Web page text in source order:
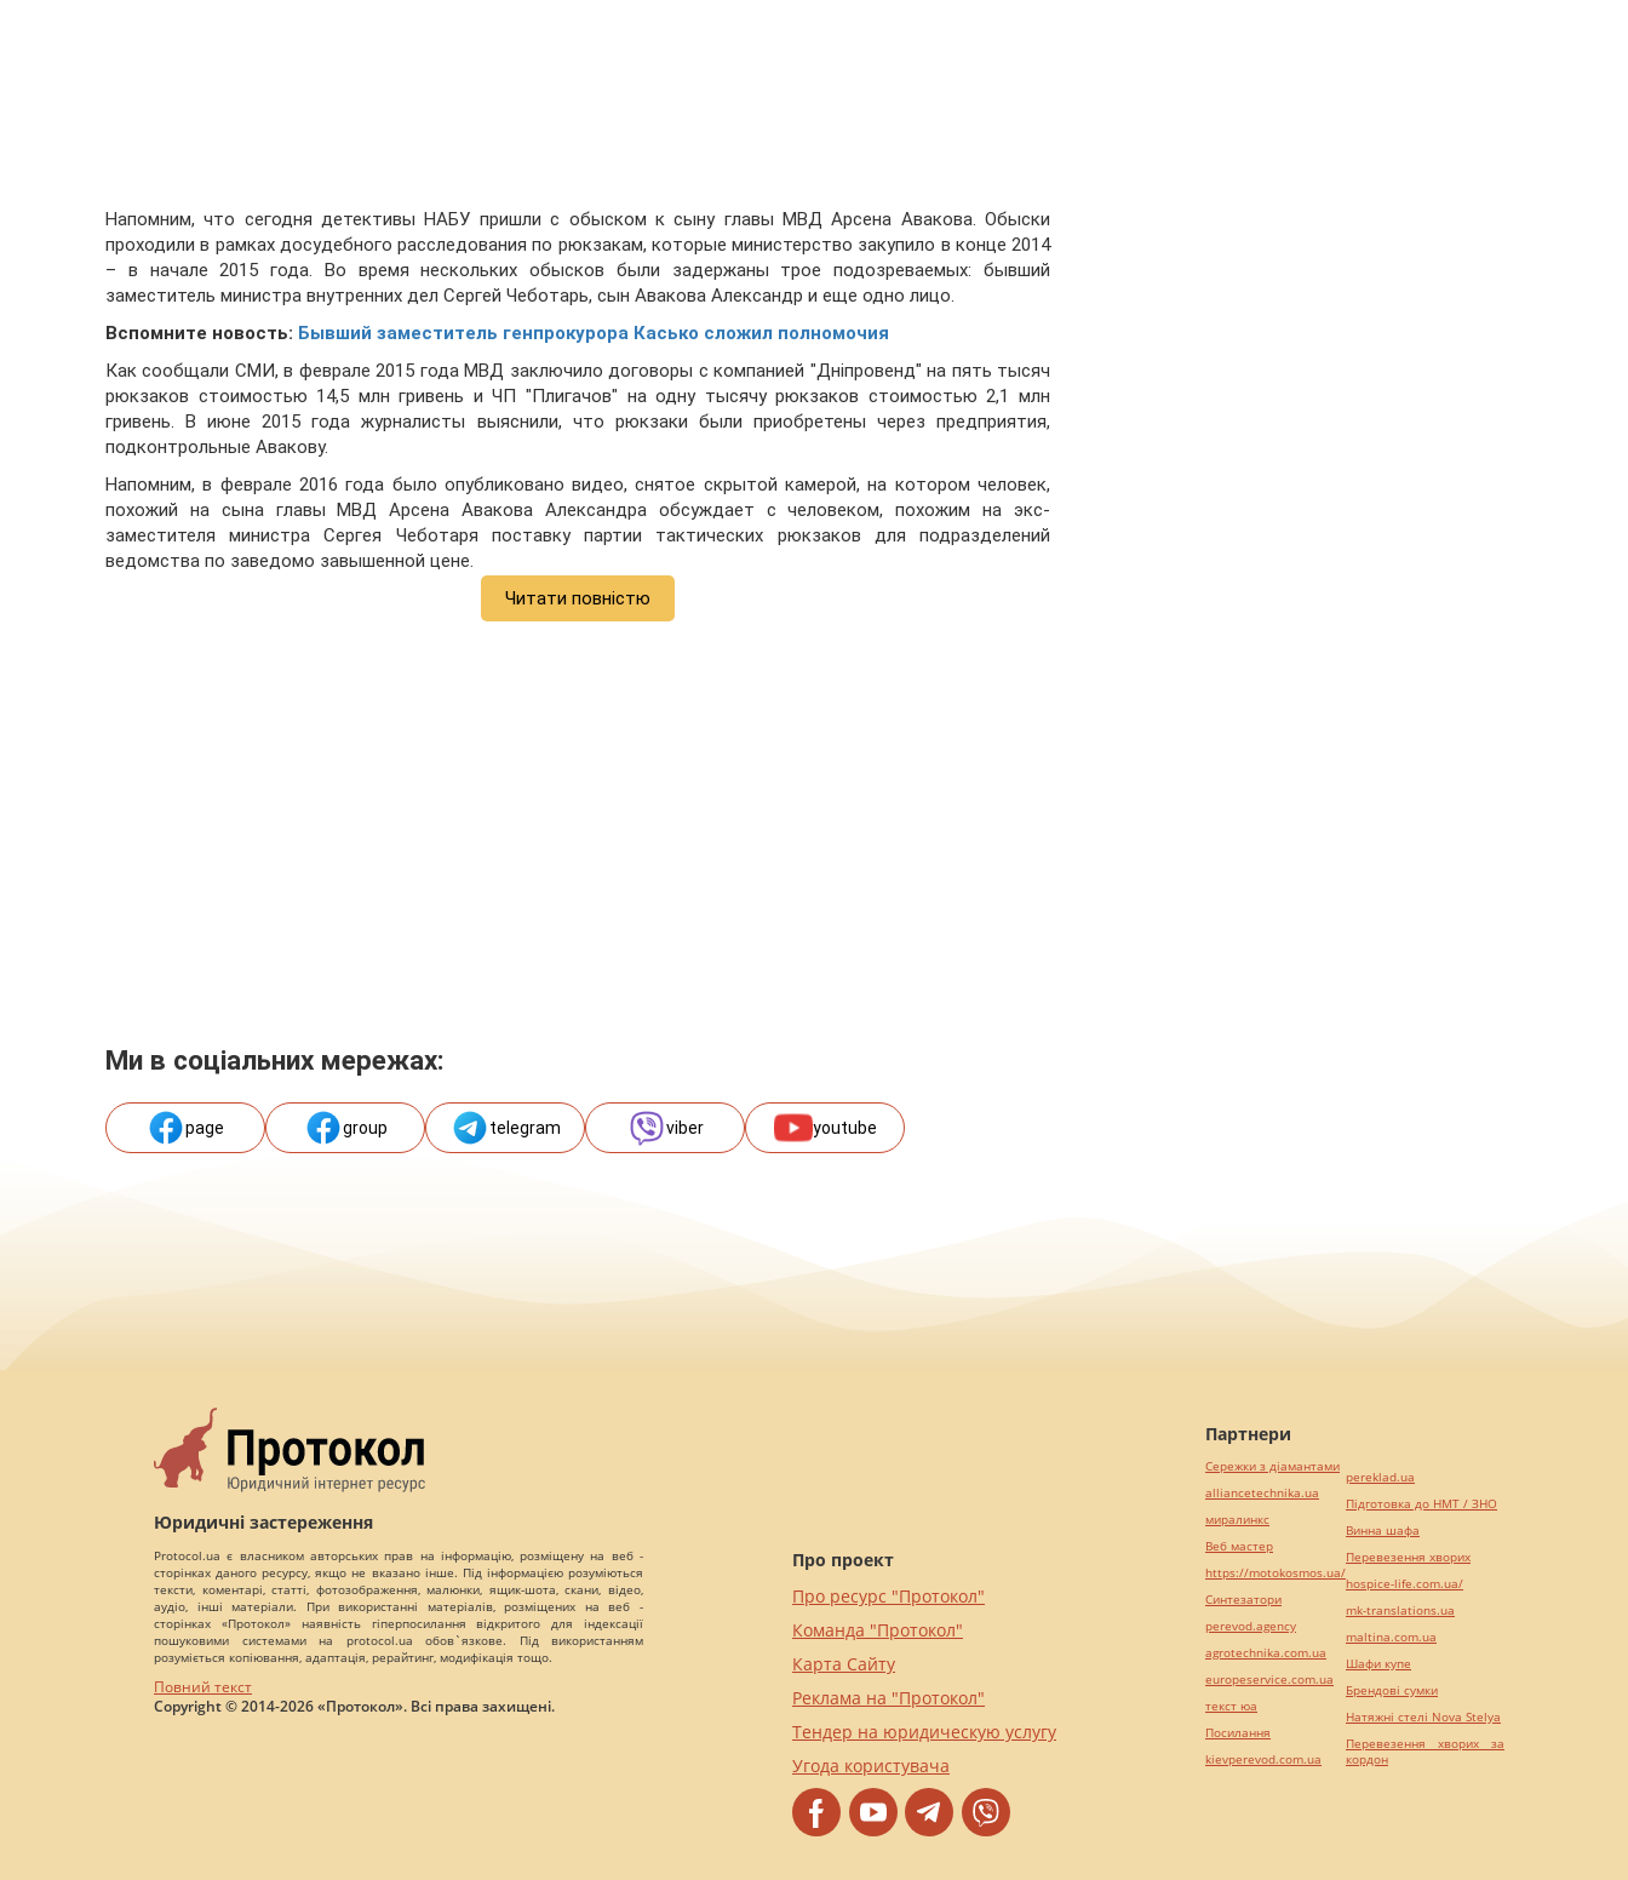
Напомним, что сегодня детективы НАБУ пришли с обыском к сыну главы МВД Арсена Авакова. Обыски
проходили в рамках досудебного расследования по рюкзакам, которые министерство закупило в конце 2014
– в начале 2015 года. Во время нескольких обысков были задержаны трое подозреваемых: бывший
заместитель министра внутренних дел Сергей Чеботарь, сын Авакова Александр и еще одно лицо.
Вспомните новость: Бывший заместитель генпрокурора Касько сложил полномочия
Как сообщали СМИ, в феврале 2015 года МВД заключило договоры с компанией "Дніпровенд" на пять тысяч
рюкзаков стоимостью 14,5 млн гривень и ЧП "Плигачов" на одну тысячу рюкзаков стоимостью 2,1 млн
гривень. В июне 2015 года журналисты выяснили, что рюкзаки были приобретены через предприятия,
подконтрольные Авакову.
Напомним, в феврале 2016 года было опубликовано видео, снятое скрытой камерой, на котором человек,
похожий на сына главы МВД Арсена Авакова Александра обсуждает с человеком, похожим на экс-
заместителя министра Сергея Чеботаря поставку партии тактических рюкзаков для подразделений
ведомства по заведомо завышенной цене.
Читати повністю
Ми в соціальних мережах:
page group telegram viber youtube
Юридичні застереження
Protocol.ua є власником авторських прав на інформацію, розміщену на веб -
сторінках даного ресурсу, якщо не вказано інше. Під інформацією розуміються
тексти, коментарі, статті, фотозображення, малюнки, ящик-шота, скани, відео,
аудіо, інші матеріали. При використанні матеріалів, розміщених на веб -
сторінках «Протокол» наявність гіперпосилання відкритого для індексації
пошуковими системами на protocol.ua обов`язкове. Під використанням
розуміється копіювання, адаптація, рерайтинг, модифікація тощо.
Повний текст
Copyright © 2014-2026 «Протокол». Всі права захищені.
Про проект
Про ресурс "Протокол"
Команда "Протокол"
Карта Сайту
Реклама на "Протокол"
Тендер на юридическую услугу
Угода користувача
Партнери
Сережки з діамантами
alliancetechnika.ua
миралинкс
Веб мастер
https://motokosmos.ua/
Синтезатори
perevod.agency
agrotechnika.com.ua
europeservice.com.ua
текст юа
Посилання
kievperevod.com.ua
pereklad.ua
Підготовка до НМТ / ЗНО
Винна шафа
Перевезення хворих
hospice-life.com.ua/
mk-translations.ua
maltina.com.ua
Шафи купе
Брендові сумки
Натяжні стелі Nova Stelya
Перевезення хворих за
кордон